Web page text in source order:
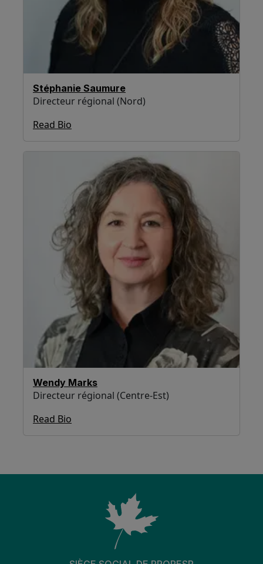
Stéphanie Saumure
Directeur régional (Nord)
Read Bio
Wendy Marks
Directeur régional (Centre-Est)
Read Bio